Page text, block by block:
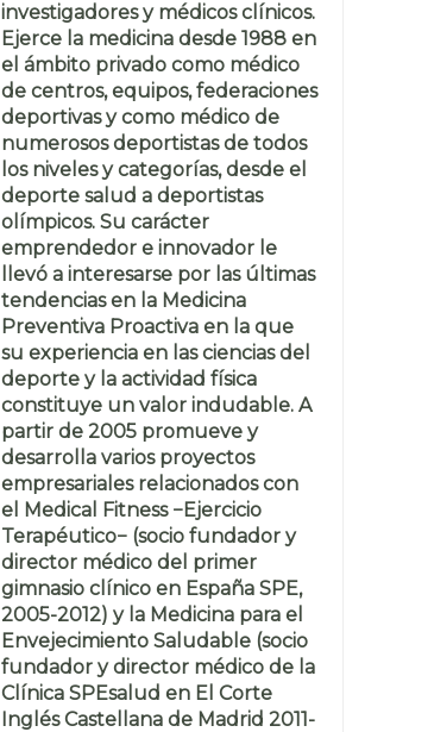
investigadores y médicos clínicos.
Ejerce la medicina desde 1988 en
el ámbito privado como médico
de centros, equipos, federaciones
deportivas y como médico de
numerosos deportistas de todos
los niveles y categorías, desde el
deporte salud a deportistas
olímpicos. Su carácter
emprendedor e innovador le
llevó a interesarse por las últimas
tendencias en la Medicina
Preventiva Proactiva en la que
su experiencia en las ciencias del
deporte y la actividad física
constituye un valor indudable. A
partir de 2005 promueve y
desarrolla varios proyectos
empresariales relacionados con
el Medical Fitness −Ejercicio
Terapéutico− (socio fundador y
director médico del primer
gimnasio clínico en España SPE,
2005-2012) y la Medicina para el
Envejecimiento Saludable (socio
fundador y director médico de la
Clínica SPEsalud en El Corte
Inglés Castellana de Madrid 2011-